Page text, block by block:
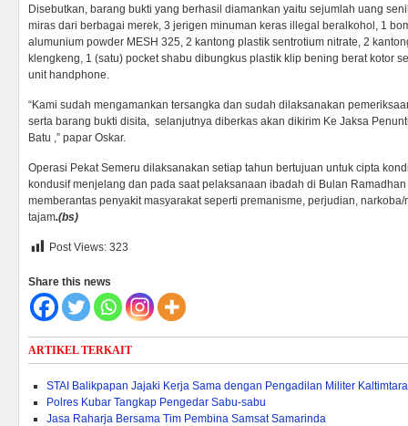
Disebutkan, barang bukti yang berhasil diamankan yaitu sejumlah uang
miras dari berbagai merek, 3 jerigen minuman keras illegal beralkohol, 1
alumunium powder MESH 325, 2 kantong plastik sentrotium nitrate, 2
klengkeng, 1 (satu) pocket shabu dibungkus plastik klip bening berat kotor
unit handphone.
“Kami sudah mengamankan tersangka dan sudah dilaksanakan
serta barang bukti disita, selanjutnya diberkas akan dikirim Ke Jaksa
Batu ,” papar Oskar.
Operasi Pekat Semeru dilaksanakan setiap tahun bertujuan untuk cipta
kondusif menjelang dan pada saat pelaksanaan ibadah di Bulan
memberantas penyakit masyarakat seperti premanisme, perjudian,
tajam.(bs)
Post Views: 323
Share this news
ARTIKEL TERKAIT
STAI Balikpapan Jajaki Kerja Sama dengan Pengadilan Militer Kaltimtara
Polres Kubar Tangkap Pengedar Sabu-sabu
Jasa Raharja Bersama Tim Pembina Samsat Samarinda